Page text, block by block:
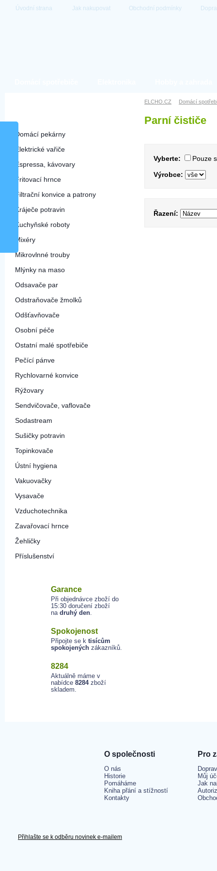
Úvodní strana Jak nakupovat Obchodní podmínky
Domácí pekárny
Elektrické vařiče
Espressa, kávovary
Fritovací hrnce
Filtrační konvice a patrony
Kráječe potravin
Kuchyňské roboty
Mixéry
Mikrovlnné trouby
Mlýnky na maso
Odsavače par
Odstraňovače žmolků
Odšťavňovače
Osobní péče
Ostatní malé spotřebiče
Pečící pánve
Rychlovarné konvice
Rýžovary
Sendvičovače, vaflovače
Sodastream
Sušičky potravin
Topinkovače
Ústní hygiena
Vakuovačky
Vysavače
Vzduchotechnika
Zavařovací hrnce
Žehličky
Příslušenství
Garance
Při objednávce zboží do
15:30 doručení zboží
na druhý den.
Spokojenost
Připojte se k tisícům
spokojených zákazníků.
8284
Aktuálně máme v
nabídce 8284zboží
skladem.
ELCHO.CZ Domácí
Parní čističe
Vyberte: Pouze
Výrobce:
Řazení:
O společnosti
O nás
Historie
Pomáháme
Kniha přání a stížností
Kontakty
Pro
Můj
Jak
Přihlašte se k odběru novinek e-mailem